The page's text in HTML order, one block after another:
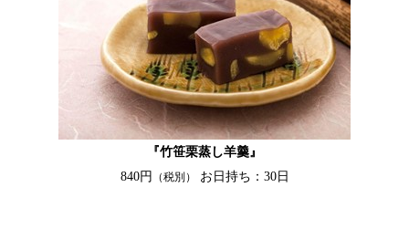
『竹笹栗蒸し羊羹』
840円
（税別） お日持ち：30日